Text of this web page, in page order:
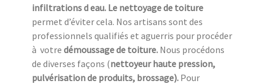
infiltrations d eau. Le nettoyage de toiture
permet d’éviter cela. Nos artisans sont des
professionnels qualifiés et aguerris pour procéder
à votre démoussage de toiture. Nous procédons
de diverses façons (nettoyeur haute pression,
pulvérisation de produits, brossage). Pour